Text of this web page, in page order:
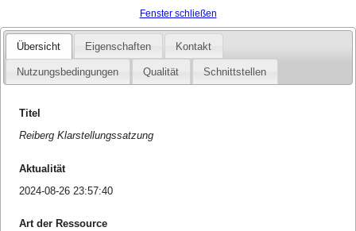
Fenster schließen
Übersicht Eigenschaften Kontakt
Nutzungsbedingungen Qualität Schnittstellen
Titel
Reiberg Klarstellungssatzung
Aktualität
2024-08-26 23:57:40
Art der Ressource